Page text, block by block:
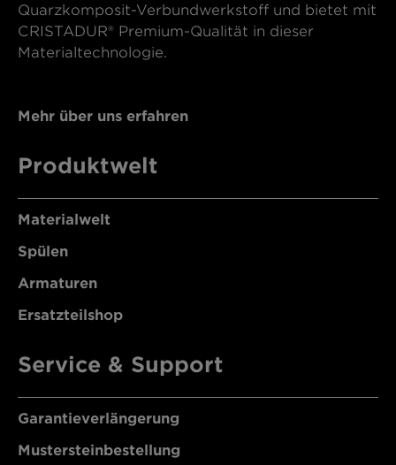
Quarzkomposit-Verbundwerkstoff und bietet mit
CRISTADUR® Premium-Qualität in dieser
Materialtechnologie.
Mehr über uns erfahren
Produktwelt
Materialwelt
Spülen
Armaturen
Ersatzteilshop
Service & Support
Garantieverlängerung
Mustersteinbestellung